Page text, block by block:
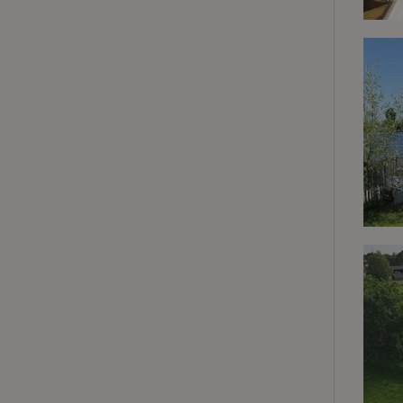
Strikt
accountbeheer.
_tt_enable_cookie
sqzl_session_id
_pinterest_ct_ua